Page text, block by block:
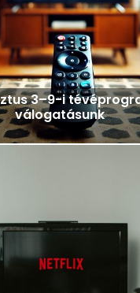
3–9-i
válogatásunk